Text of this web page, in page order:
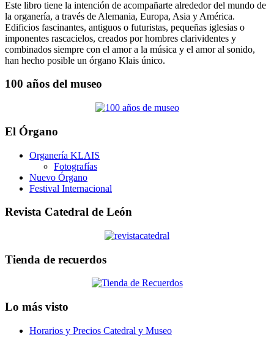
Este libro tiene la intención de acompañarte alrededor del mundo de
la organería, a través de Alemania, Europa, Asia y América.
Edificios fascinantes, antiguos o futuristas, pequeñas iglesias o
imponentes rascacielos, creados por hombres clarividentes y
combinados siempre con el amor a la música y el amor al sonido,
han hecho posible un órgano Klais único.
100 años del museo
El Órgano
Organería KLAIS
Fotografías
Nuevo Órgano
Festival Internacional
Revista Catedral de León
Tienda de recuerdos
Lo más visto
Horarios y Precios Catedral y Museo